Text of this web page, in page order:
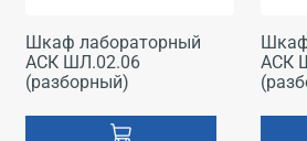
Шкаф лабораторный
АСК ШЛ.02.06
(разборный)
АСК